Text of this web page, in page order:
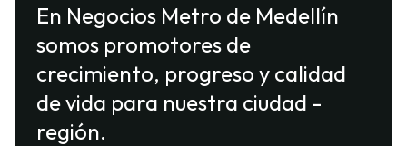
En Negocios Metro de Medellín
somos promotores de
crecimiento, progreso y calidad
de vida para nuestra ciudad -
región.